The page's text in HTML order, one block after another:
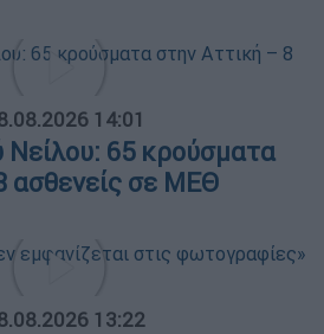
14:01
Νείλου: 65 κρούσματα
ασθενείς σε ΜΕΘ
13:22